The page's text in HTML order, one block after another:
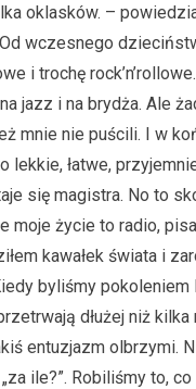
oklasków. –
wczesnego
i trochę
jazz i na brydża. Ale
mnie nie puścili. I w
lekkie, łatwe,
się magistra. No to
moje życie to radio,
kawałek świata i
byliśmy
dłużej niż
entuzjazm olbrzymi.
ile?”. Robiliśmy to,